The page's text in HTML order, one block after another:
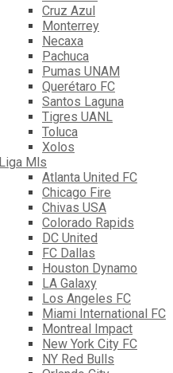
Cruz Azul
Monterrey
Necaxa
Pachuca
Pumas UNAM
Querétaro FC
Santos Laguna
Tigres UANL
Toluca
Xolos
Liga Mls
Atlanta United FC
Chicago Fire
Chivas USA
Colorado Rapids
DC United
FC Dallas
Houston Dynamo
LA Galaxy
Los Angeles FC
Miami International FC
Montreal Impact
New York City FC
NY Red Bulls